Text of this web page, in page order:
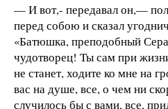
— И вот,- передавал он,—
перед собою и сказал
«Батюшка, преподобный
чудотворец! Ты сам при
не станет, ходите ко мне на
вас на душе, все, о чем ни
случилось бы с вами, все,